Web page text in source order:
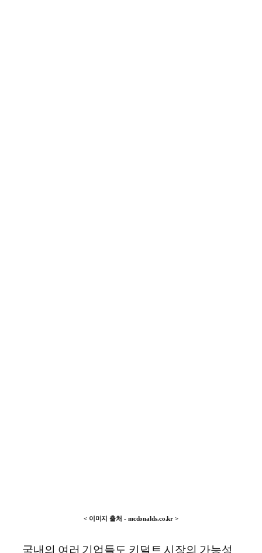
< 이미지 출처 - mcdonalds.co.kr >
국내의 여러 기업들도 키덜트 시장의 가능성